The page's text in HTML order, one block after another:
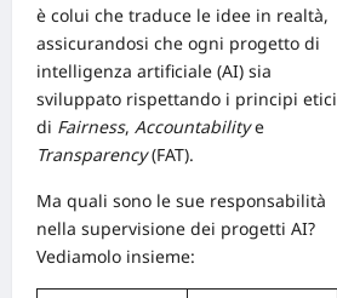
è colui che traduce le idee in realtà,
assicurandosi che ogni progetto di
intelligenza artificiale (AI) sia
sviluppato rispettando i principi etici
di Fairness, Accountabilitye
Transparency(FAT).
Ma quali sono le sue responsabilità
nella supervisione dei progetti AI?
Vediamolo insieme: